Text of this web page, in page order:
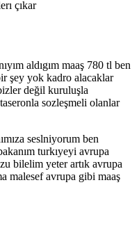
çıkar
aldıgım maaş 780 tl ben
şey yok kadro alacaklar
değil kuruluşla
sozleşmeli olanlar
seslniyorum ben
turkıyeyi avrupa
bilelim yeter artık avrupa
malesef avrupa gibi maaş